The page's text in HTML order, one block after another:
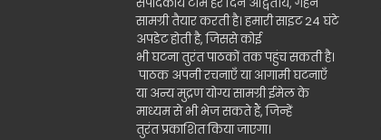
संपादकीय टीम हर दिन अद्वितीय, गहन
सामग्री तैयार करती है। हमारी साइट 24 घंटे
अपडेट होती है, जिससे कोई
भी घटना तुरंत पाठकों तक पहुंच सकती है।
पाठक अपनी रचनाएँ या आगामी घटनाएँ
या अन्य मुद्रण योग्य सामग्री ईमेल के
माध्यम से भी भेज सकते हैं, जिन्हें
तुरंत प्रकाशित किया जाएगा।